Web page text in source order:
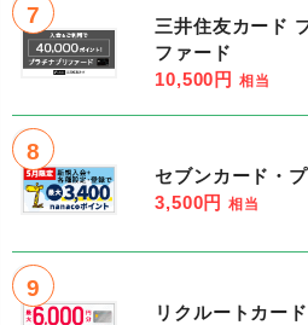
7
三井住友カード
ファード
10,500円 相当
8
セブンカード・
3,500円 相当
9
リクルートカー